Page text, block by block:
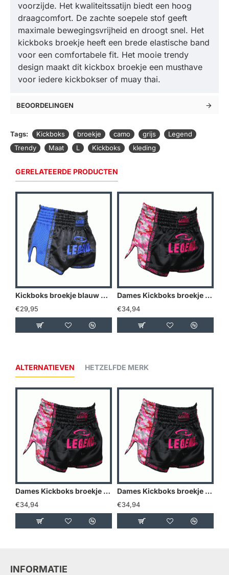
voorzijde. Het kwaliteitssatijn biedt een hoog
draagcomfort. De zachte soepele stof geeft
maximale bewegingsvrijheid en droogt snel. Het
kickboks broekje heeft een brede elastische band
voor een comfortabele fit. Het mooie trendy
design maakt dit kickbox broekje een musthave
voor iedere kickbokser of muay thai.
BEOORDELINGEN
Tags: Kickboks broekje camo grijs
Legend
Trendy
Maat L Kickboks kleding
GERELATEERDE PRODUCTEN
Kickboks broekje blauw mesh Legend Trendy - Maat: L
€29,95
Dames Kickboks broekje Camo roze Legend Trendy - Maat: L
€34,94
ALTERNATIEVEN HETZELFDE MERK
Dames Kickboks broekje Camo roze Legend Trendy - Maat: L
€34,94
Dames Kickboks broekje Camo roze Legend Trendy - Maat: M
€34,94
INFORMATIE